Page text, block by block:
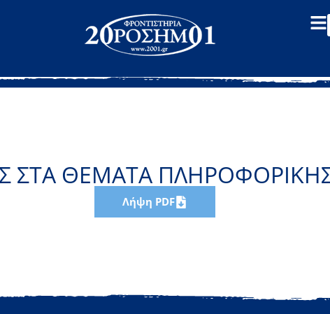
ΣΤΑ ΘΕΜΑΤΑ ΠΛΗΡΟΦΟΡΙΚΗΣ
Λήψη PDF